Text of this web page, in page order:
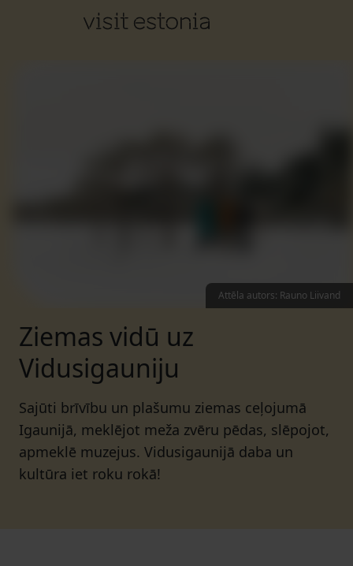
Attēla autors: Rauno Liivand
Ziemas vidū uz
Vidusigauniju
Sajūti brīvību un plašumu ziemas ceļojumā
Igaunijā, meklējot meža zvēru pēdas, slēpojot,
apmeklē muzejus. Vidusigaunijā daba un
kultūra iet roku rokā!